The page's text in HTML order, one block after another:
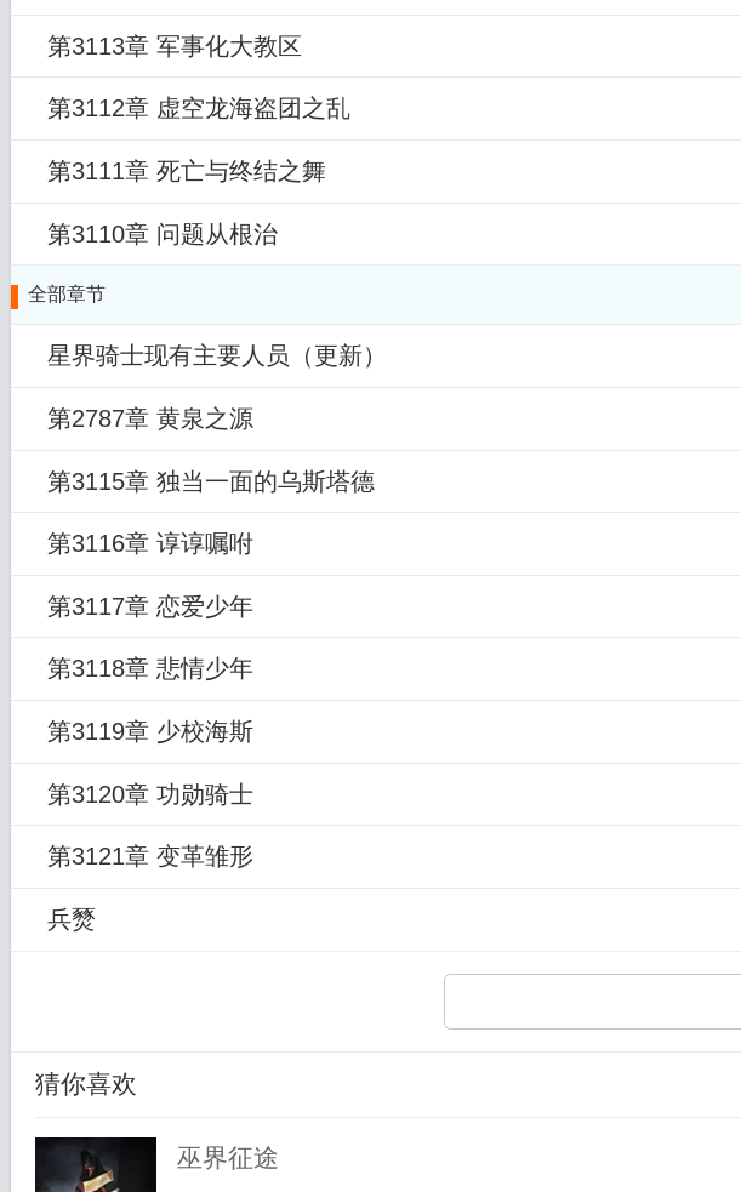
第3113章 军事化大教区
第3112章 虚空龙海盗团之乱
第3111章 死亡与终结之舞
第3110章 问题从根治
全部章节
星界骑士现有主要人员（更新）
第2787章 黄泉之源
第3115章 独当一面的乌斯塔德
第3116章 谆谆嘱咐
第3117章 恋爱少年
第3118章 悲情少年
第3119章 少校海斯
第3120章 功勋骑士
第3121章 变革雏形
兵燹
猜你喜欢
巫界征途